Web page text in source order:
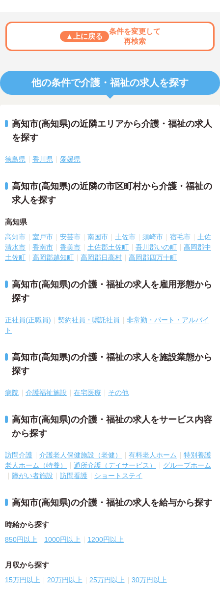
▲上に戻る
条件を変更して
再検索
他の条件で介護・福祉の求人を探す
高知市(高知県)の近隣エリアから介護・福祉の求人
を探す
徳島県 香川県 愛媛県
高知市(高知県)の近隣の市区町村から介護・福祉の
求人を探す
高知県
高知市 室戸市 安芸市 南国市 土佐市 須崎市 宿毛市
土佐
清水市
香南市 香美市 土佐郡土佐町 吾川郡いの町
高岡郡中
土佐町
高岡郡越知町 高岡郡日高村 高岡郡四万十町
高知市(高知県)の介護・福祉の求人を雇用形態から
探す
正社員(正職員) 契約社員・嘱託社員
非常勤・パート・アルバイ
ト
高知市(高知県)の介護・福祉の求人を施設業態から
探す
病院 介護福祉施設 在宅医療 その他
高知市(高知県)の介護・福祉の求人をサービス内容
から探す
訪問介護 介護老人保健施設（老健） 有料老人ホーム
特別養護
老人ホーム（特養）
通所介護（デイサービス）
グループホーム
障がい者施設
訪問看護 ショートステイ
高知市(高知県)の介護・福祉の求人を給与から探す
時給から探す
850円以上 1000円以上 1200円以上
月収から探す
15万円以上 20万円以上 25万円以上 30万円以上